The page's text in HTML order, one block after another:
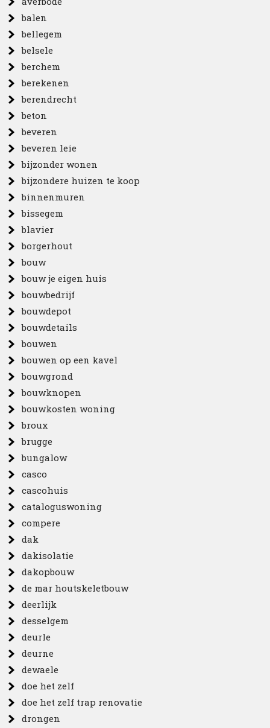
balen
bellegem
belsele
berchem
berekenen
berendrecht
beton
beveren
beveren leie
bijzonder wonen
bijzondere huizen te koop
binnenmuren
bissegem
blavier
borgerhout
bouw
bouw je eigen huis
bouwbedrijf
bouwdepot
bouwdetails
bouwen
bouwen op een kavel
bouwgrond
bouwknopen
bouwkosten woning
broux
brugge
bungalow
casco
cascohuis
cataloguswoning
compere
dak
dakisolatie
dakopbouw
de mar houtskeletbouw
deerlijk
desselgem
deurle
deurne
dewaele
doe het zelf
doe het zelf trap renovatie
drongen